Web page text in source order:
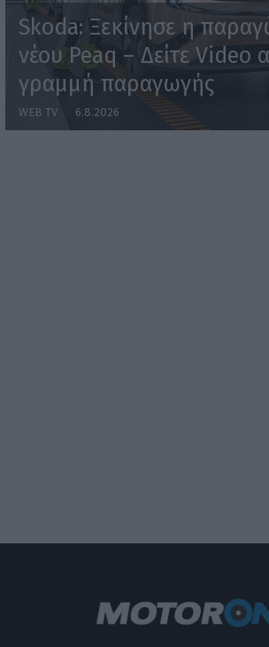
Skoda: Ξεκίνησε η
νέου Peaq – Δείτε Video
γραμμή παραγωγής
WEB TV 6.8.2026